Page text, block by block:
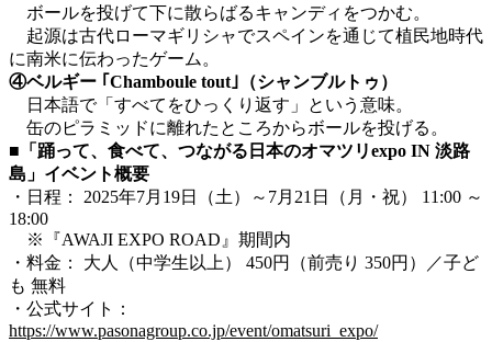
ボールを投げて下に散らばるキャンディをつかむ。
起源は古代ローマギリシャでスペインを通じて植民地時代
に南米に伝わったゲーム。
④ベルギー ｢Chamboule tout｣（シャンブルトゥ）
日本語で「すべてをひっくり返す」という意味。
缶のピラミッドに離れたところからボールを投げる。
■「踊って、食べて、つながる日本のオマツリexpo IN 淡路
島」イベント概要
・日程： 2025年7月19日（土）～7月21日（月・祝） 11:00 ～
18:00
※『AWAJI EXPO ROAD』期間内
・料金： 大人（中学生以上） 450円（前売り 350円）／子ど
も 無料
・公式サイト：
https://www.pasonagroup.co.jp/event/omatsuri_expo/